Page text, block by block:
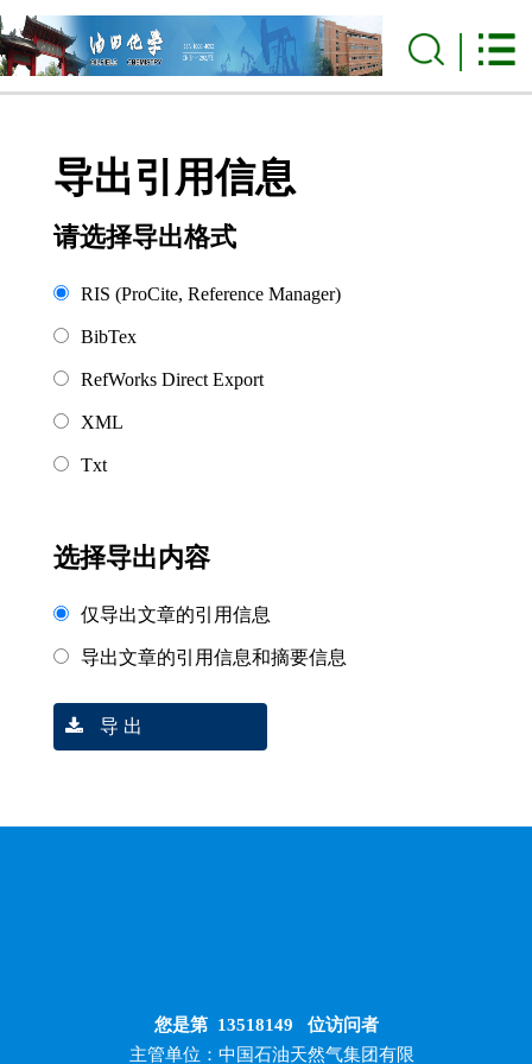
导出引用信息
请选择导出格式
RIS (ProCite, Reference Manager)
BibTex
RefWorks Direct Export
XML
Txt
选择导出内容
仅导出文章的引用信息
导出文章的引用信息和摘要信息
导 出
您是第 13518149 位访问者
主管单位：中国石油天然气集团有限